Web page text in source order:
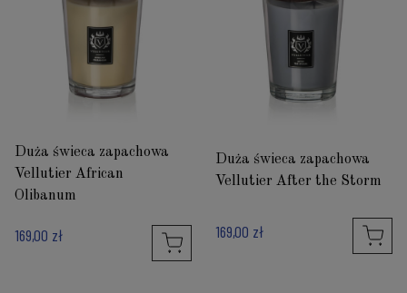
Duża świeca zapachowa
Vellutier African
Olibanum
169,00 zł
Duża świeca zapachowa
Vellutier After the Storm
169,00 zł